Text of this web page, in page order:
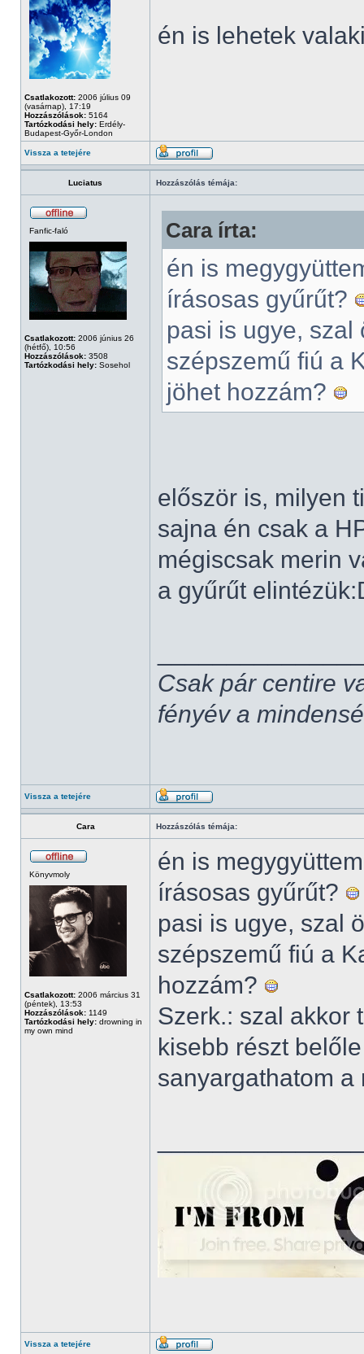
Csatlakozott: 2006 július 09
(vasárnap), 17:19
Hozzászólások: 5164
Tartózkodási hely: Erdély-
Budapest-Győr-London
én is lehetek
Vissza a tetejére
Luciatus Hozzászólás témája:
Fanfic-faló
Csatlakozott: 2006 június 26
(hétfő), 10:56
Hozzászólások: 3508
Tartózkodási hely: Sosehol
Cara írta:
én is
írásosas gyűrűt?
pasi is ugye, szal
szépszemű fiú a
jöhet hozzám?
először is, milyen
sajna én csak a
mégiscsak merin
a gyűrűt
Csak pár centire
fényév a
Vissza a tetejére
Cara Hozzászólás témája:
Könyvmoly
Csatlakozott: 2006 március 31
(péntek), 13:53
Hozzászólások: 1149
Tartózkodási hely: drowning in
my own mind
én is
írásosas gyűrűt?
pasi is ugye, szal
szépszemű fiú a
hozzám?
Szerk.: szal akkor
kisebb részt
sanyargathatom
Vissza a tetejére